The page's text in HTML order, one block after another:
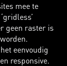
mee te
geen raster is
eenvoudig
responsive.